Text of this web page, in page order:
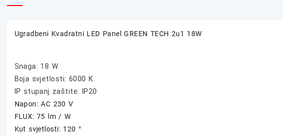
Ugradbeni Kvadratni LED Panel GREEN TECH 2u1 18W
Snaga: 18 W
Boja svjetlosti: 6000 K
IP stupanj zaštite: IP20
Napon: AC 230 V
FLUX: 75 lm / W
Kut svjetlosti: 120 °